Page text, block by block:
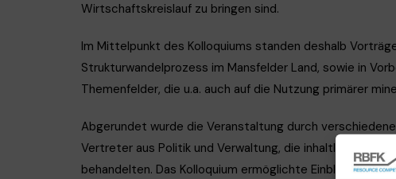
Wirtschaftskreislauf zu bringen sind.
Im Mittelpunkt des Kolloquiums standen deshalb
Strukturwandelprozess im Mansfelder Land, sowie in
Themenfelder, die u.a. auch auf die Nutzung primärer
Abgerundet wurde die Veranstaltung durch
Vertreter aus Politik und Verwaltung, die inhaltliche
behandelten. Das Kolloquium ermöglichte Einblicke in